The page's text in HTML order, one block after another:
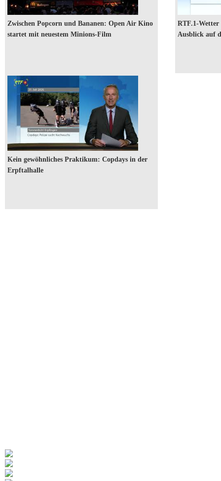
Zwischen Popcorn und Bananen: Open Air Kino
startet mit neuestem Minions-Film
RTF.1-Wetter
Ausblick auf
RTF.1-Nachrichten: Kein gewöhnliches Praktikum: Copdays in
der Erpftalhalle
Kein gewöhnliches Praktikum: Copdays in der
Erpftalhalle